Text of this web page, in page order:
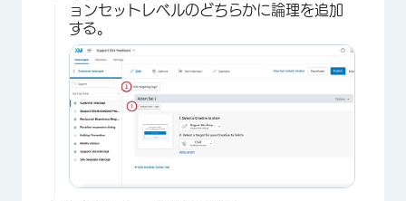
ョンセットレベルのどちらかに論理を追加
する。